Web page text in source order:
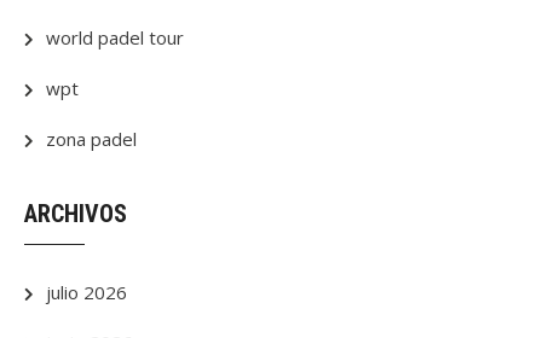
world padel tour
wpt
zona padel
ARCHIVOS
julio 2026